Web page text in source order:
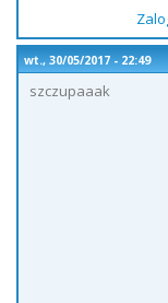
wt., 30/05/2017 - 22:49
szczupaaak